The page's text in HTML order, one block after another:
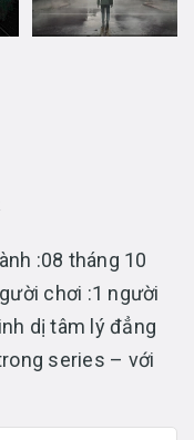
:08 tháng 10
chơi :1 người
dị tâm lý đẳng
series – với